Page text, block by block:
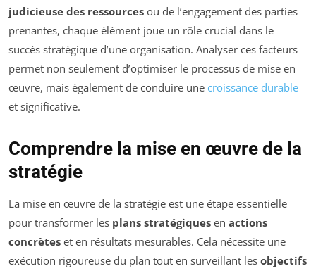
judicieuse des ressources ou de l’engagement des parties
prenantes, chaque élément joue un rôle crucial dans le
succès stratégique d’une organisation. Analyser ces facteurs
permet non seulement d’optimiser le processus de mise en
œuvre, mais également de conduire une croissance durable
et significative.
Comprendre la mise en œuvre de la
stratégie
La mise en œuvre de la stratégie est une étape essentielle
pour transformer les plans stratégiques en actions
concrètes et en résultats mesurables. Cela nécessite une
exécution rigoureuse du plan tout en surveillant les objectifs